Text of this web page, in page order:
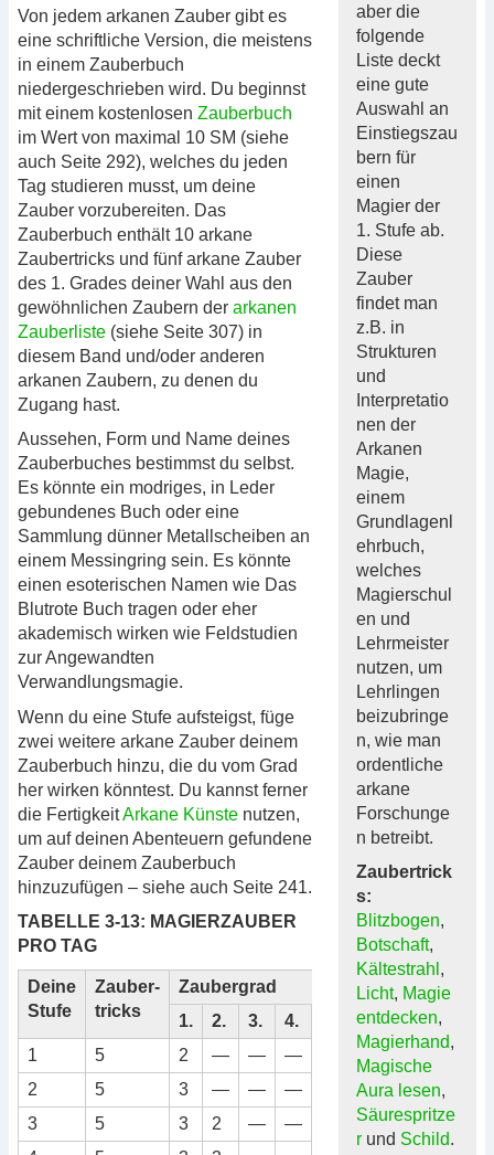
aber die
folgende
Liste deckt
eine gute
Auswahl an
Einstiegszau
bern für
einen
Magier der
1. Stufe ab.
Diese
Zauber
findet man
z.B. in
Strukturen
und
Interpretatio
nen der
Arkanen
Magie,
einem
Grundlagenl
ehrbuch,
welches
Magierschul
en und
Lehrmeister
nutzen, um
Lehrlingen
beizubringe
n, wie man
ordentliche
arkane
Forschunge
n betreibt.
Zaubertrick
s:
Blitzbogen,
Botschaft,
Kältestrahl ,
Licht, Magie
entdecken,
Magierhand,
Magische
Aura lesen,
Säurespritze
r und Schild.
Von jedem arkanen Zauber gibt es
eine schriftliche Version, die meistens
in einem Zauberbuch
niedergeschrieben wird. Du beginnst
mit einem kostenlosen Zauberbuch
im Wert von maximal 10 SM (siehe
auch Seite 292), welches du jeden
Tag studieren musst, um deine
Zauber vorzubereiten. Das
Zauberbuch enthält 10 arkane
Zaubertricks und fünf arkane Zauber
des 1. Grades deiner Wahl aus den
gewöhnlichen Zaubern der arkanen
Zauberliste (siehe Seite 307) in
diesem Band und/oder anderen
arkanen Zaubern, zu denen du
Zugang hast.
Aussehen, Form und Name deines
Zauberbuches bestimmst du selbst.
Es könnte ein modriges, in Leder
gebundenes Buch oder eine
Sammlung dünner Metallscheiben an
einem Messingring sein. Es könnte
einen esoterischen Namen wie Das
Blutrote Buch tragen oder eher
akademisch wirken wie Feldstudien
zur Angewandten
Verwandlungsmagie.
Wenn du eine Stufe aufsteigst, füge
zwei weitere arkane Zauber deinem
Zauberbuch hinzu, die du vom Grad
her wirken könntest. Du kannst ferner
die FertigkeitArkane Künste nutzen,
um auf deinen Abenteuern gefundene
Zauber deinem Zauberbuch
hinzuzufügen – siehe auch Seite 241.
TABELLE 3-13: MAGIERZAUBER
PRO TAG
Deine
Stufe
Zauber-
tricks
Zaubergrad
1.
2. 3. 4. 6. 7. 8.
1
5 2 — — — —
2
5 3 — — — — — —
3
5 3 2 — — — — —